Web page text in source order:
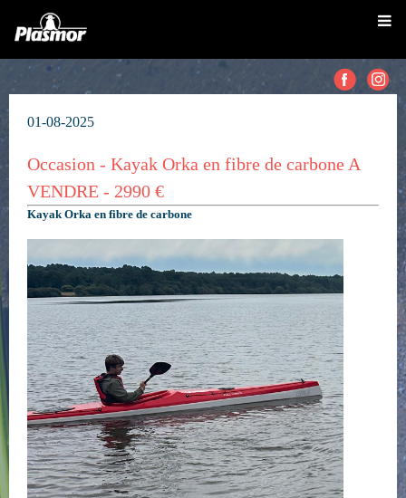
01-08-2025
Occasion - Kayak Orka en fibre de carbone A
VENDRE - 2990 €
Kayak Orka en fibre de carbone